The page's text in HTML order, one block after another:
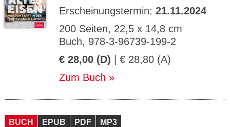
Erscheinungstermin: 21.11.2024
200 Seiten, 22,5 x 14,8 cm
Buch, 978-3-96739-199-2
€ 28,00 (D) | € 28,80 (A)
Zum Buch
BUCH EPUB PDF MP3